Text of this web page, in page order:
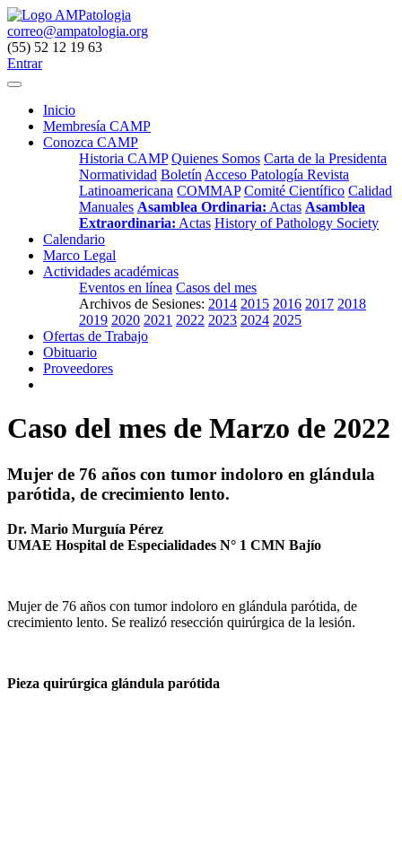
correo@ampatologia.org
(55) 52 12 19 63
Entrar
Inicio
Membresía CAMP
Conozca CAMP
Historia CAMP Quienes Somos Carta de la Presidenta
Normatividad Boletín Acceso Patología Revista
Latinoamericana COMMAP Comité Científico Calidad
Manuales Asamblea Ordinaria: Actas Asamblea
Extraordinaria: Actas History of Pathology Society
Calendario
Marco Legal
Actividades académicas
Eventos en línea Casos del mes
Archivos de Sesiones: 2014 2015 2016 2017 2018
2019 2020 2021 2022 2023 2024 2025
Ofertas de Trabajo
Obituario
Proveedores
Caso del mes de Marzo de 2022
Mujer de 76 años con tumor indoloro en glándula
parótida, de crecimiento lento.
Dr. Mario Murguía Pérez
UMAE Hospital de Especialidades N° 1 CMN Bajío
Mujer de 76 años con tumor indoloro en glándula parótida, de
crecimiento lento. Se realizó resección quirúrgica de la lesión.
Pieza quirúrgica glándula parótida